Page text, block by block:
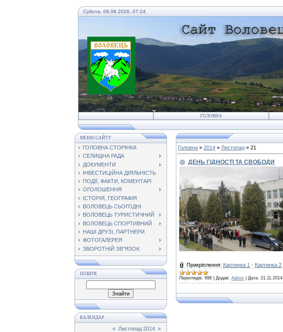
Субота, 08.08.2026, 07:24
ГОЛОВНА
МЕНЮ САЙТУ
ГОЛОВНА СТОРІНКА
СЕЛИЩНА РАДА
ДОКУМЕНТИ
ІНВЕСТИЦІЙНА ДІЯЛЬНІСТЬ
ПОДІЇ, ФАКТИ, КОМЕНТАРІ
ОГОЛОШЕННЯ
ІСТОРІЯ, ГЕОГРАФІЯ
ВОЛОВЕЦЬ СЬОГОДНІ
ВОЛОВЕЦЬ ТУРИСТИЧНИЙ
ВОЛОВЕЦЬ СПОРТИВНИЙ
НАШІ ДРУЗІ, ПАРТНЕРИ
ФОТОГАЛЕРЕЯ
ЗВОРОТНІЙ ЗВ"ЯЗОК
ПОШУК
КАЛЕНДАР
« Листопад 2014 »
Головна » 2014 » Листопад » 21
ДЕНЬ ГІДНОСТІ ТА СВОБОДИ
Прикріплення: Картинка 1 · Картинка 2
Переглядів: 996 Додав: Admin Дата: 21.11.2014